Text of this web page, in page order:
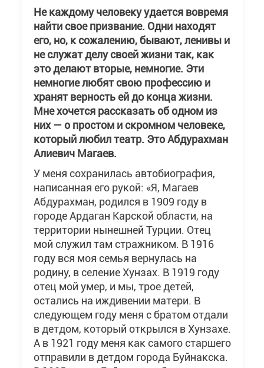
Не каждому человеку удается вовремя
найти свое призвание. Одни находят
его, но, к сожалению, бывают, ленивы и
не служат делу своей жизни так, как
это делают вторые, немногие. Эти
немногие любят свою профессию и
хранят верность ей до конца жизни.
Мне хочется рассказать об одном из
них — о простом и скромном человеке,
который любил театр. Это Абдурахман
Алиевич Магаев.
У меня сохранилась автобиография,
написанная его рукой: «Я, Магаев
Абдурахман, родился в 1909 году в
городе Ардаган Карской области, на
территории нынешней Турции. Отец
мой служил там стражником. В 1916
году вся моя семья вернулась на
родину, в селение Хунзах. В 1919 году
отец мой умер, и мы, трое детей,
остались на иждивении матери. В
следующем году меня с братом отдали
в детдом, который открылся в Хунзахе.
А в 1921 году меня как самого старшего
отправили в детдом города Буйнакска.